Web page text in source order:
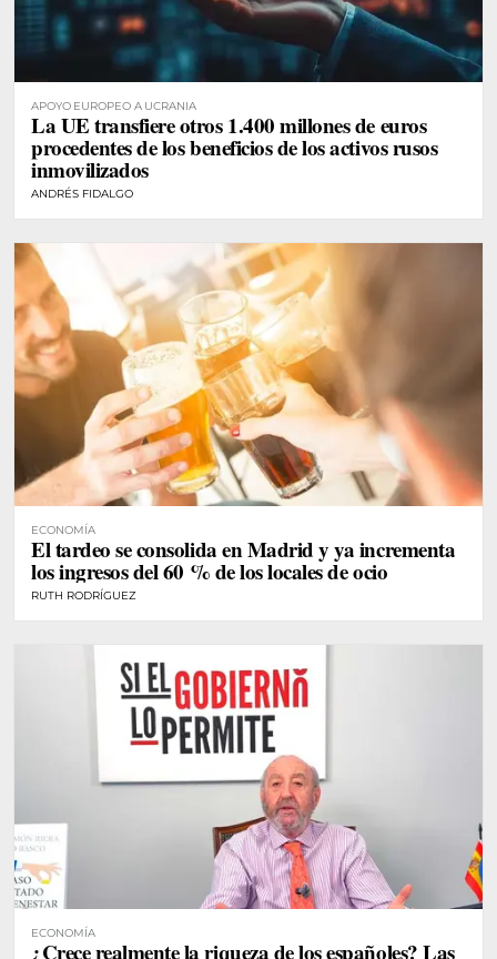
APOYO EUROPEO A UCRANIA
La UE transfiere otros 1.400 millones de euros
procedentes de los beneficios de los activos rusos
inmovilizados
ANDRÉS FIDALGO
ECONOMÍA
El tardeo se consolida en Madrid y ya incrementa
los ingresos del 60 % de los locales de ocio
RUTH RODRÍGUEZ
ECONOMÍA
¿Crece realmente la riqueza de los españoles? Las